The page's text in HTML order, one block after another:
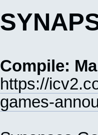
Compile:
https://
games-